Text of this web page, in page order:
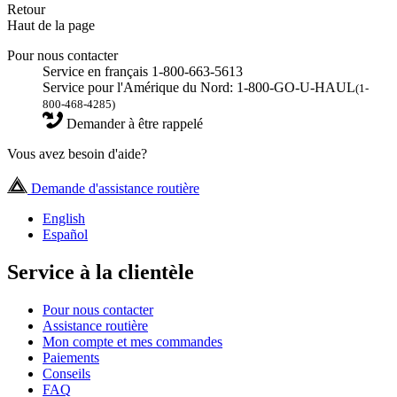
Retour
Haut de la page
Pour nous contacter
Service en français 1-800-663-5613
Service pour l'Amérique du Nord: 1-800-GO-U-HAUL(1-
800-468-4285)
Demander à être rappelé
Vous avez besoin d'aide?
Demande d'assistance routière
English
Español
Service à la clientèle
Pour nous contacter
Assistance routière
Mon compte et mes commandes
Paiements
Conseils
FAQ